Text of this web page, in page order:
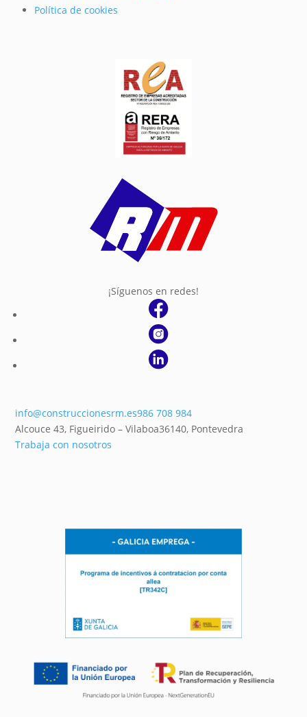
Política de cookies
¡Síguenos en redes!
info@construccionesrm.es986 708 984
Alcouce 43, Figueirido – Vilaboa36140, Pontevedra
Trabaja con nosotros